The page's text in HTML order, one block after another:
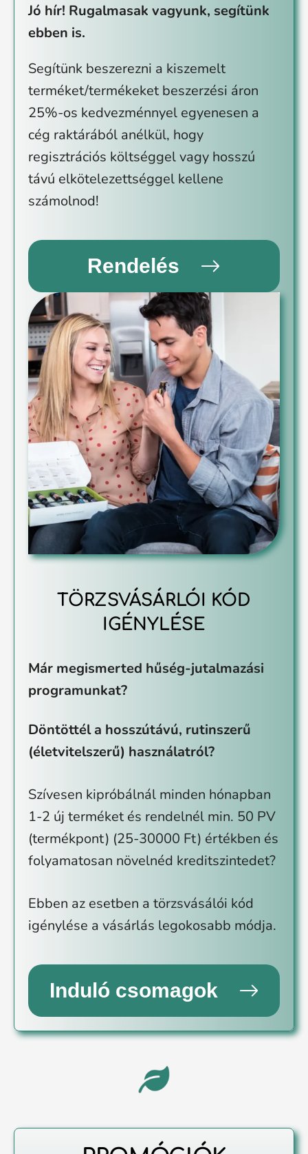
Jó hír! Rugalmasak vagyunk, segítünk
ebben is.
Segítünk beszerezni a kiszemelt
terméket/termékeket beszerzési áron
25%-os kedvezménnyel egyenesen a
cég raktárából anélkül, hogy
regisztrációs költséggel vagy hosszú
távú elkötelezettséggel kellene
számolnod!
Rendelés
TÖRZSVÁSÁRLÓI KÓD
IGÉNYLÉSE
Már megismerted hűség-jutalmazási
programunkat?
Döntöttél a hosszútávú, rutinszerű
(életvitelszerű) használatról?
Szívesen kipróbálnál minden hónapban
1-2 új terméket és rendelnél min. 50 PV
(termékpont) (25-30000 Ft) értékben és
folyamatosan növelnéd kreditszintedet?
Ebben az esetben a törzsvásálói kód
igénylése a vásárlás legokosabb módja.
Induló csomagok